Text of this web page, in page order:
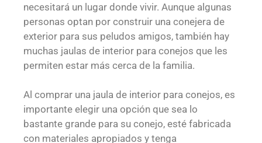
necesitará un lugar donde vivir. Aunque algunas
personas optan por construir una conejera de
exterior para sus peludos amigos, también hay
muchas jaulas de interior para conejos que les
permiten estar más cerca de la familia.
Al comprar una jaula de interior para conejos, es
importante elegir una opción que sea lo
bastante grande para su conejo, esté fabricada
con materiales apropiados y tenga